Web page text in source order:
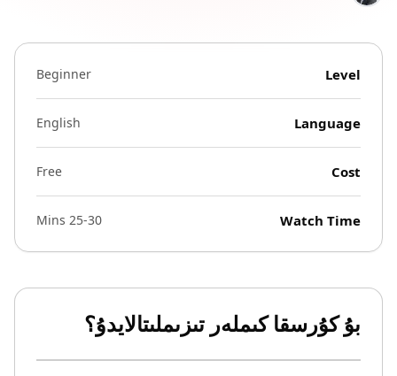
Level
Beginner
Language
English
Cost
Free
Watch Time
25-30 Mins
بۇ كۇرسقا كىملەر تىزىملىتالايدۇ؟